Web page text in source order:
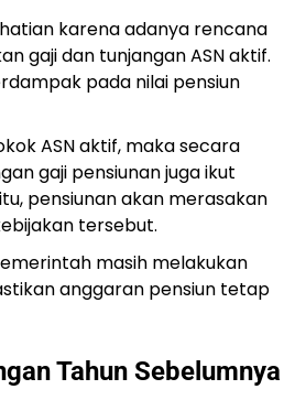
karena adanya rencana
gaji dan tunjangan ASN aktif.
pada nilai pensiun
ASN aktif, maka secara
gaji pensiunan juga ikut
pensiunan akan merasakan
tersebut.
masih melakukan
anggaran pensiun tetap
Tahun Sebelumnya